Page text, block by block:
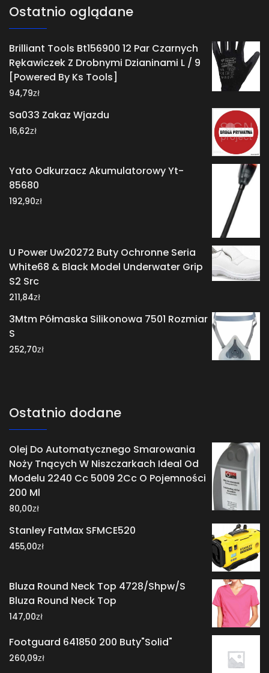
Ostatnio oglądane
Brilliant Tools Bt156900 12 Par Czarnych
Rękawiczek Z Drobnymi Dzianinami L / 9
[Powered By Ks Tools]
94,79zł
Sa033 Zakaz Wjazdu
16,62zł
Yato Odkurzacz Akumulatorowy Yt-
85680
192,90zł
U Power Uw20272 Buty Ochronne Seria
White68 & Black Model Underwater Grip
S2 Src
211,84zł
3Mtm Półmaska Silikonowa 7501 Rozmiar
S
252,70zł
Ostatnio dodane
Olej Do Automatycznego Smarowania
Noży Tnących W Niszczarkach Ideal Od
Modelu 2240 Cc 5009 2Cc O Pojemności
200 Ml
80,00zł
Stanley FatMax SFMCE520
455,00zł
Bluza Round Neck Top 4728/Shpw/S
Bluza Round Neck Top
147,00zł
Footguard 641850 200 Buty"Solid"
260,09zł